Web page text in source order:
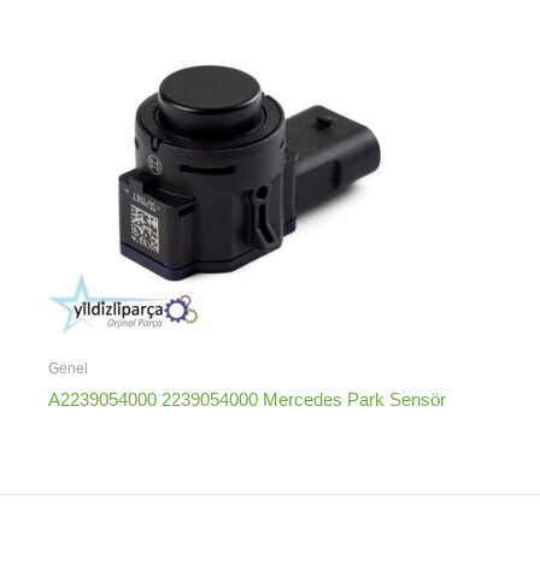
Genel
A2239054000 2239054000 Mercedes Park Sensör